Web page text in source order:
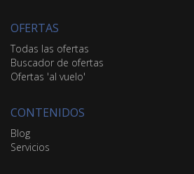
OFERTAS
Todas las ofertas
Buscador de ofertas
Ofertas 'al vuelo'
CONTENIDOS
Blog
Servicios